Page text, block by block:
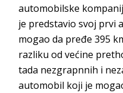
automobilske
je predstavio svoj prvi
mogao da pređe 395
razliku od većine
tada nezgrapnnih i
automobil koji je